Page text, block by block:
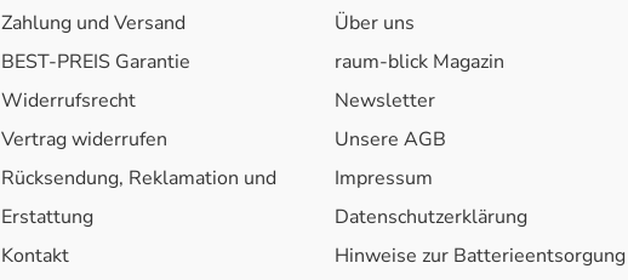
Zahlung und Versand
BEST-PREIS Garantie
Widerrufsrecht
Vertrag widerrufen
Rücksendung, Reklamation und
Erstattung
Kontakt
Über uns
raum-blick Magazin
Newsletter
Unsere AGB
Impressum
Datenschutzerklärung
Hinweise zur Batterieentsorgung